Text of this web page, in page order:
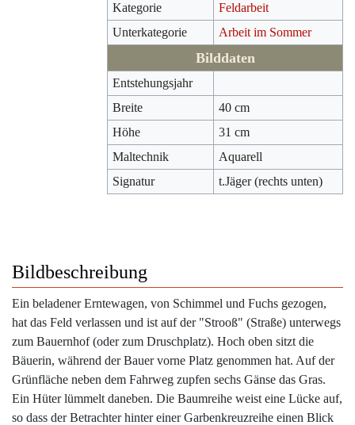
Kategorie
Feldarbeit
Unterkategorie
Arbeit im Sommer
Bilddaten
Entstehungsjahr
Breite
40 cm
Höhe
31 cm
Maltechnik
Aquarell
Signatur
t.Jäger (rechts unten)
Bildbeschreibung
Ein beladener Erntewagen, von Schimmel und Fuchs gezogen,
hat das Feld verlassen und ist auf der "Strooß" (Straße) unterwegs
zum Bauernhof (oder zum Druschplatz). Hoch oben sitzt die
Bäuerin, während der Bauer vorne Platz genommen hat. Auf der
Grünfläche neben dem Fahrweg zupfen sechs Gänse das Gras.
Ein Hüter lümmelt daneben. Die Baumreihe weist eine Lücke auf,
so dass der Betrachter hinter einer Garbenkreuzreihe einen Blick